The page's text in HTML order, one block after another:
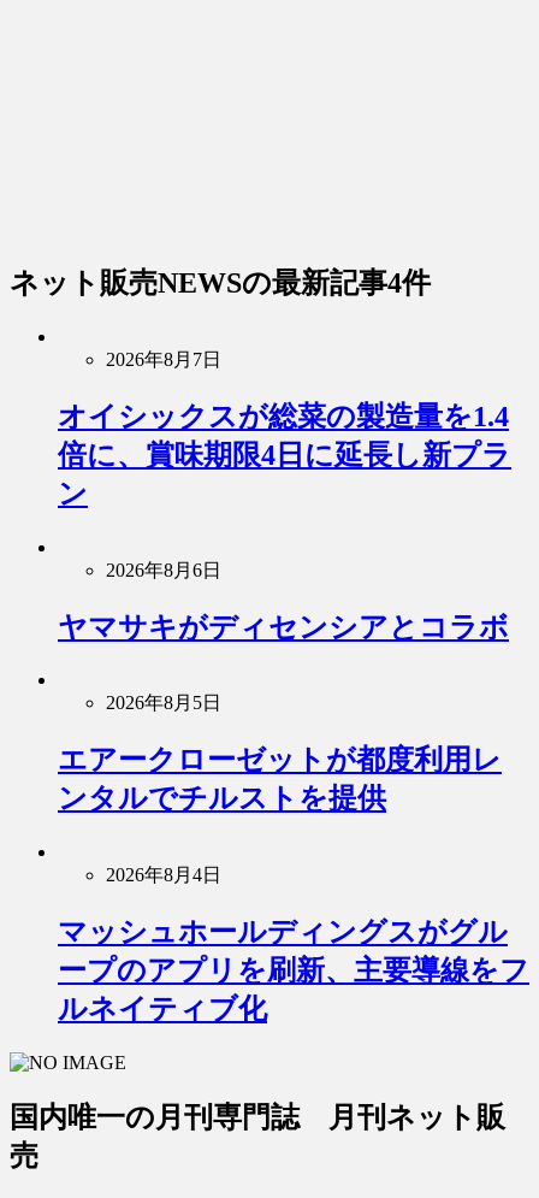
ネット販売NEWSの最新記事4件
2026年8月7日
オイシックスが総菜の製造量を1.4
倍に、賞味期限4日に延長し新プラ
ン
2026年8月6日
ヤマサキがディセンシアとコラボ
2026年8月5日
エアークローゼットが都度利用レ
ンタルでチルストを提供
2026年8月4日
マッシュホールディングスがグル
ープのアプリを刷新、主要導線をフ
ルネイティブ化
国内唯一の月刊専門誌 月刊ネット販
売